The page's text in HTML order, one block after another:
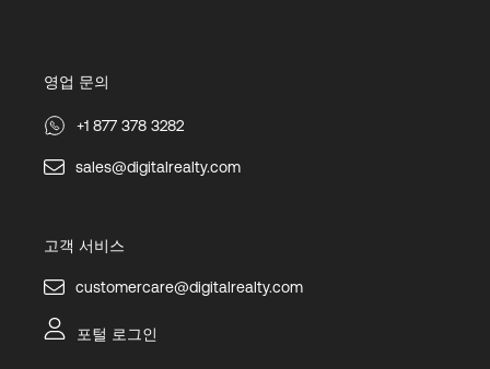
영업 문의
+1 877 378 3282
sales@digitalrealty.com
고객 서비스
customercare@digitalrealty.com
포털 로그인